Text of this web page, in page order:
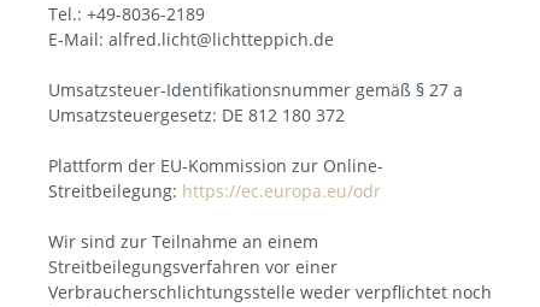
Tel.: +49-8036-2189
E-Mail: alfred.licht@lichtteppich.de
Umsatzsteuer-Identifikationsnummer gemäß § 27 a
Umsatzsteuergesetz: DE 812 180 372
Plattform der EU-Kommission zur Online-
Streitbeilegung: https://ec.europa.eu/odr
Wir sind zur Teilnahme an einem
Streitbeilegungsverfahren vor einer
Verbraucherschlichtungsstelle weder verpflichtet noch